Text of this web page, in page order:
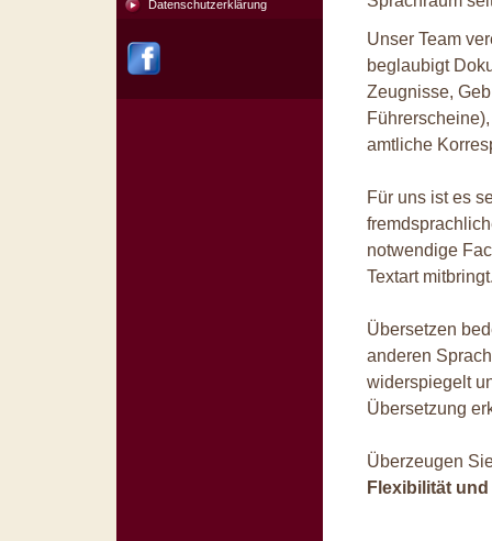
Datenschutzerklärung
Unser Team
beglaubigt
Zeugnisse,
amtliche
Für uns ist es
notwendige
Textart
Übersetzen
anderen
widerspiegelt
Übersetzung
Überzeugen
Flexibilität